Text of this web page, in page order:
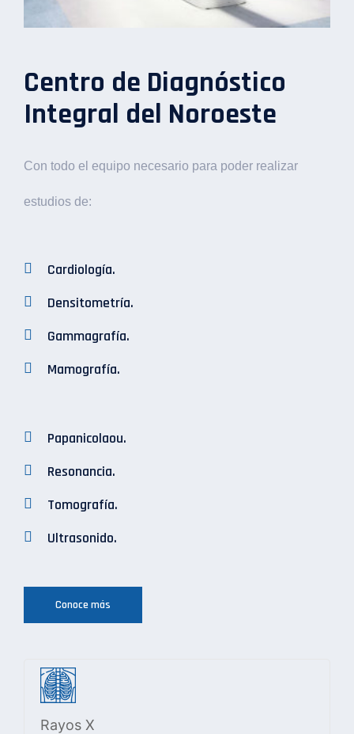
Centro de Diagnóstico
Integral del Noroeste
Con todo el equipo necesario para poder realizar
estudios de:
Cardiología.
Densitometría.
Gammagrafía.
Mamografía.
Papanicolaou.
Resonancia.
Tomografía.
Ultrasonido.
Conoce más
Rayos X